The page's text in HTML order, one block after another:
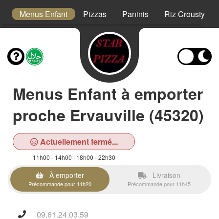
Menus Enfant Pizzas Paninis Riz Crousty
Menus Enfant à emporter
proche Ervauville (45320)
Actuellement fermé...
11h00 - 14h00 | 18h00 - 22h30
À emporter
Précommande pour 11h20
Livraison
Précommande pour 11h45
09.61.24.03.59